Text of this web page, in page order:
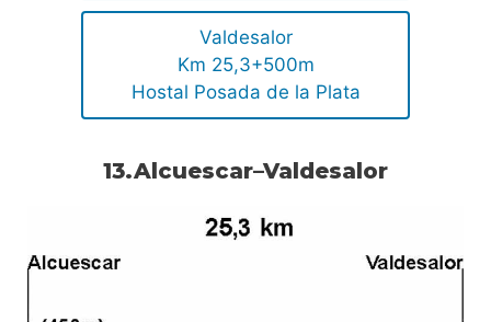
Valdesalor
Km 25,3+500m
Hostal Posada de la Plata
13.Alcuescar–Valdesalor